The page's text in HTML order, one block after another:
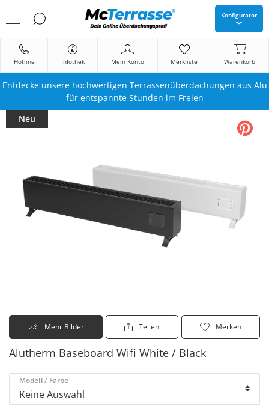
Konfigurator
Hotline Infothek Mein Konto Merkliste Warenkorb
Entdecke unsere hochwertigen Terrassenüberdachungen aus Alu
für entspannte Stunden im Freien
Neu
Mehr Bilder Teilen Merken
Alutherm Baseboard Wifi White / Black
Modell / Farbe